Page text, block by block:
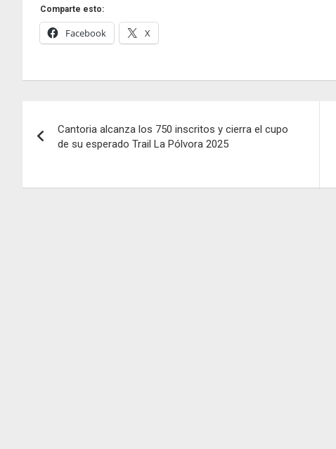
Comparte esto:
Facebook X
de
Cantoria alcanza los 750 inscritos y cierra el cupo
de su esperado Trail La Pólvora 2025